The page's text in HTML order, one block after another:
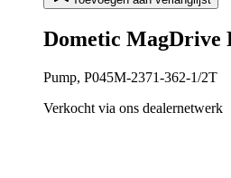
Dometic MagDrive
Pump, P045M-2371-362-1/2T
Verkocht via ons dealernetwerk